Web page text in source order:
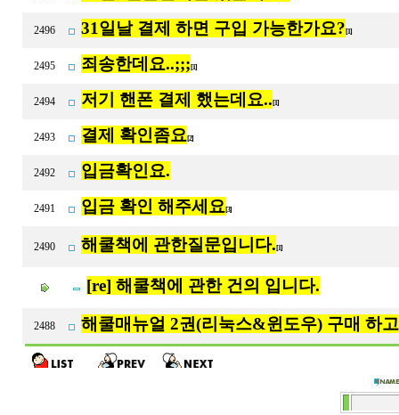
2496 31일날 결제 하면 구입 가능한가요? [1]
2495 죄송한데요..;;; [1]
2494 저기 핸폰 결제 했는데요.. [1]
2493 결제 확인좀요[2]
2492 입금확인요.
2491 입금 확인 해주세요[3]
2490 해쿨책에 관한질문입니다. [1]
[re] 해쿨책에 관한 건의 입니다.
2488 해쿨매뉴얼 2권(리눅스&윈도우) 구매 하